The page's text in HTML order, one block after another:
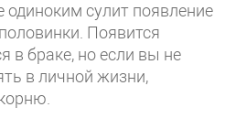
сулит появление
Появится
в браке, но если вы не
в личной жизни,